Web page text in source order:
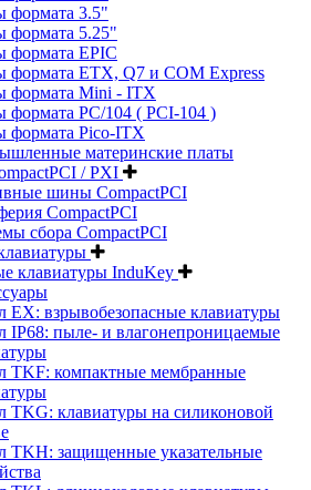
формата 3.5"
формата 5.25"
формата EPIC
формата ETX, Q7 и COM Express
формата Mini - ITX
формата PC/104 ( PCI-104 )
формата Pico-ITX
материнские платы
/ PXI
шины CompactPCI
CompactPCI
сбора CompactPCI
клавиатуры InduKey
EX: взрывобезопасные клавиатуры
IP68: пыле- и влагонепроницаемые
TKF: компактные мембранные
TKG: клавиатуры на силиконовой
TKH: защищенные указательные